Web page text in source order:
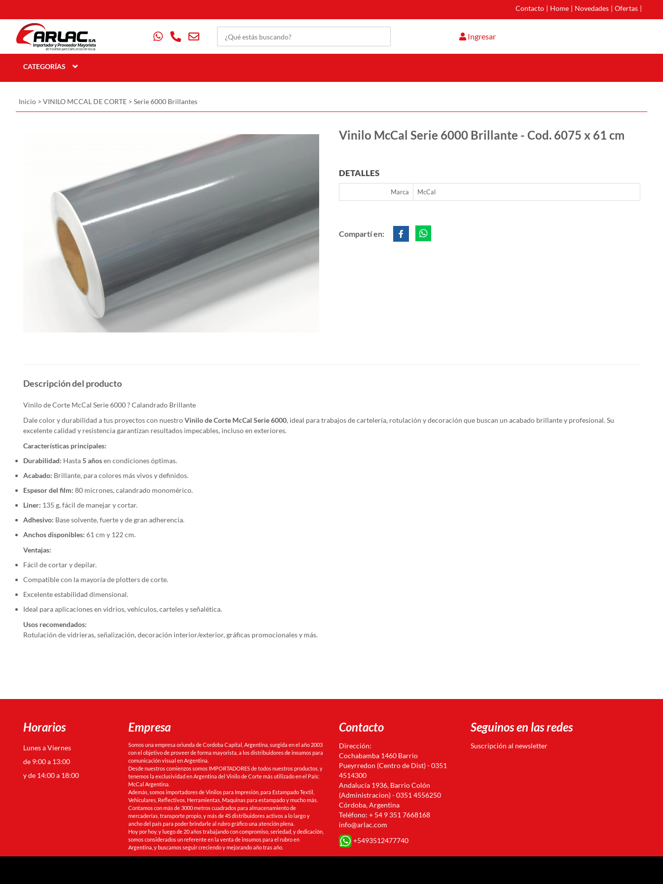
Contacto | Home | Novedades | Ofertas |
Ingresar
CATEGORÍAS
Inicio > VINILO MCCAL DE CORTE > Serie 6000 Brillantes
Vinilo McCal Serie 6000 Brillante - Cod. 6075 x 61 cm
DETALLES
Marca McCal
Compartí en:
Descripción del producto
Vinilo de Corte McCal Serie 6000 ? Calandrado Brillante
Dale color y durabilidad a tus proyectos con nuestroVinilo de Corte McCal Serie 6000, ideal para trabajos de cartelería, rotulación y decoración que buscan un acabado brillante y profesional. Su
excelente calidad y resistencia garantizan resultados impecables, incluso en exteriores.
Características principales:
Durabilidad: Hasta5 añosen condiciones óptimas.
Acabado: Brillante, para colores más vivos y definidos.
Espesor del film: 80 micrones, calandrado monomérico.
Liner: 135 g, fácil de manejar y cortar.
Adhesivo: Base solvente, fuerte y de gran adherencia.
Anchos disponibles: 61 cm y 122 cm.
Ventajas:
Fácil de cortar y depilar.
Compatible con la mayoría de plotters de corte.
Excelente estabilidad dimensional.
Ideal para aplicaciones en vidrios, vehículos, carteles y señalética.
Usos recomendados:
Rotulación de vidrieras, señalización, decoración interior/exterior, gráficas promocionales y más.
Horarios
Lunes a Viernes
de 9:00 a 13:00
y de 14:00 a 18:00
Empresa
Somos una empresa oriunda de Cordoba Capital, Argentina, surgida en el año 2003
con el objetivo de proveer de forma mayorista, a los distribuidores de insumos para
comunicación visual en Argentina.
Desde nuestros comienzos somos IMPORTADORES de todos nuestros productos, y
tenemos la exclusividad en Argentina del Vinilo de Corte más utilizado en el País:
McCal Argentina.
Además, somos importadores de Vinilos para Impresión, para Estampado Textil,
Vehiculares, Reflectivos, Herramientas, Maquinas para estampado y mucho más.
Contamos con más de 3000 metros cuadrados para almacenamiento de
mercaderías, transporte propio, y más de 45 distribuidores activos a lo largo y
ancho del país para poder brindarle al rubro gráfico una atención plena.
Hoy por hoy, y luego de 20 años trabajando con compromiso, seriedad, y dedicación,
somos considerados un referente en la venta de insumos para el rubro en
Argentina, y buscamos seguir creciendo y mejorando año tras año.
Contacto
Dirección:
Cochabamba 1460 Barrio
Pueyrredon (Centro de Dist) - 0351
4514300
Andalucía 1936, Barrio Colón
(Administracion) - 0351 4556250
Córdoba, Argentina
Teléfono: + 54 9 351 7668168
info@arlac.com
+5493512477740
Seguinos en las redes
Suscripción al newsletter